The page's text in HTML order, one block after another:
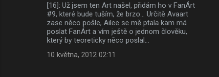
[16]: Už jsem ten Art našel, přidám ho v FanÁrt
#9, které bude tuším, že brzo... Určitě Avaart
zase něco pošle, Ailee se mě ptala kam má
poslat FanÁrt a vím ještě o jednom člověku,
který by teoreticky něco poslal...
10 května, 2012 02:11